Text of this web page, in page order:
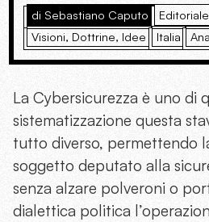
di Sebastiano Caputo
Editoriale
Visioni, Dottrine, Idee
Italia
La Cybersicurezza è uno di
sistematizzazione questa
tutto diverso, permettendo
soggetto deputato alla
senza alzare polveroni o
dialettica politica